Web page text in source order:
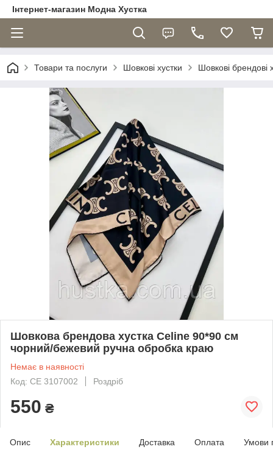
Інтернет-магазин Модна Хустка
Товари та послуги Шовкові хустки Шовкові брендові
Шовкова брендова хустка Celine 90*90 см
чорний/бежевий ручна обробка краю
Немає в наявності
Код: CE 3107002
Роздріб
550 ₴
Опис Характеристики Доставка Оплата Умови